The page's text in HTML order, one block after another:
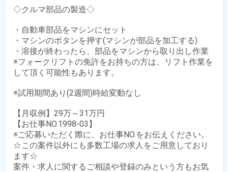
◇クルマ部品の製造◇
・自動車部品をマシンにセット
・マシンのボタンを押す(マシンが部品を加工する)
・溶接が終わったら、部品をマシンから取り出し作業
※フォークリフトの免許をお持ちの方は、リフト作業を
して頂く可能性もあります。
※試用期間あり(2週間)時給変動なし
【月収例】29万～31万円
【お仕事NO.1998-03】
※ご応募いただく際に、お仕事NO.をお伝えください。
☆この案件以外にも多数工場の求人をご用意しており
ます☆
案件・求人に関するご相談や登録のみという方もお気